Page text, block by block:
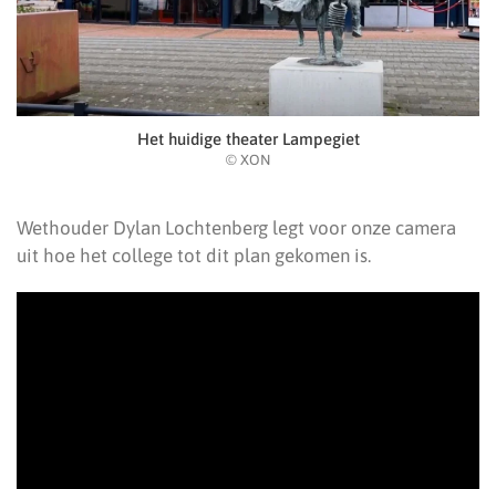
Het huidige theater Lampegiet
© XON
Wethouder Dylan Lochtenberg legt voor onze camera
uit hoe het college tot dit plan gekomen is.